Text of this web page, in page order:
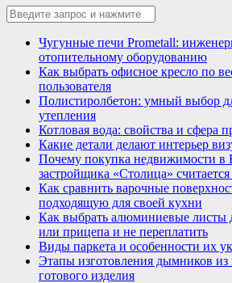
Чугунные печи Prometall:
отопительному оборудованию
Как выбрать офисное кресло по
пользователя
Полистиролбетон: умный выбор
утепления
Котловая вода: свойства и сфера
Какие детали делают интерьер
Почему покупка недвижимости в
застройщика «Столица»
Как сравнить варочные
подходящую для своей кухни
Как выбрать алюминиевые листы
или прицепа и не переплатить
Виды паркета и особенности их
Этапы изготовления дымников из
готового изделия